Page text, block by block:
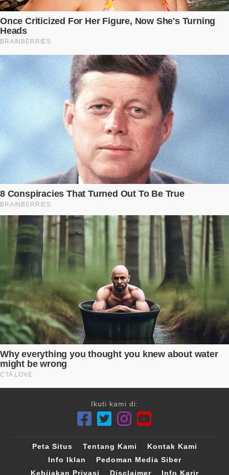
Ikuti kami di:
Peta Situs Tentang Kami
Kontak Kami
Info Iklan
Pedoman Media Siber
Kebijakan Privasi
Disclaimer Info Karir